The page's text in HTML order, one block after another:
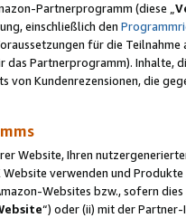
Partnerprogramm (diese „
einschließlich den
für die
Partnerprogramm). Inhalte,
von Kundenrezensionen, die
Website, Ihren
verwenden und Produkte
Websites bzw., sofern
“) oder (ii) mit der Partner-